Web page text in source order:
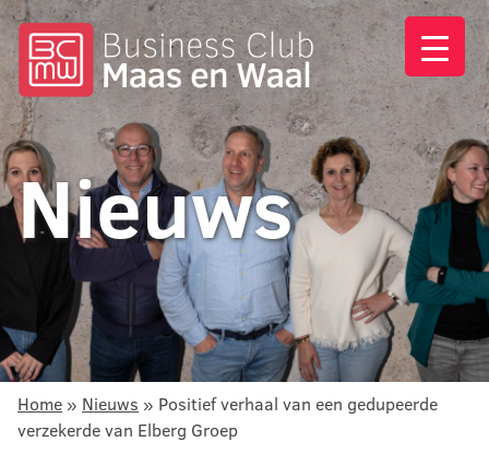
Nieuws
Home » Nieuws » Positief verhaal van een gedupeerde
verzekerde van Elberg Groep